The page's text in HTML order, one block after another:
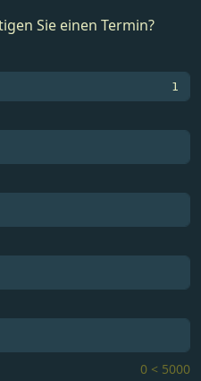
Sie einen Termin?
0 < 5000